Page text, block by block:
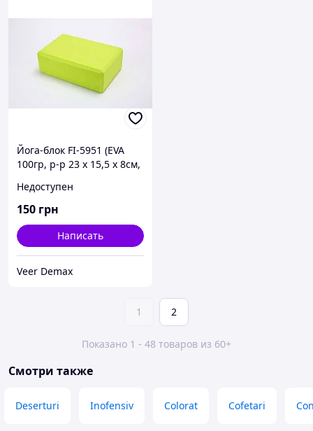
Йога-блок FI-5951 (EVA
100гр, р-р 23 x 15,5 x 8см,
Одесса
Недоступен
150 грн
Написать
Veer Demax
1 2
Показано 1 - 48 товаров из 60+
Смотри также
Deserturi Inofensiv Colorat Cofetari